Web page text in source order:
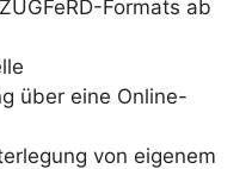
Formats ab
über eine Online-
von eigenem